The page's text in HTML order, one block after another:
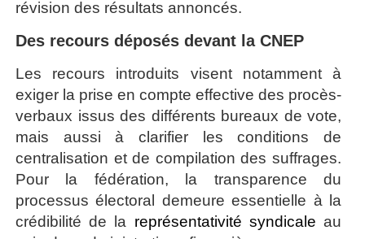
révision des résultats annoncés.
Des recours déposés devant la CNEP
Les recours introduits visent notamment à
exiger la prise en compte effective des procès-
verbaux issus des différents bureaux de vote,
mais aussi à clarifier les conditions de
centralisation et de compilation des suffrages.
Pour la fédération, la transparence du
processus électoral demeure essentielle à la
crédibilité de la représentativité syndicale au